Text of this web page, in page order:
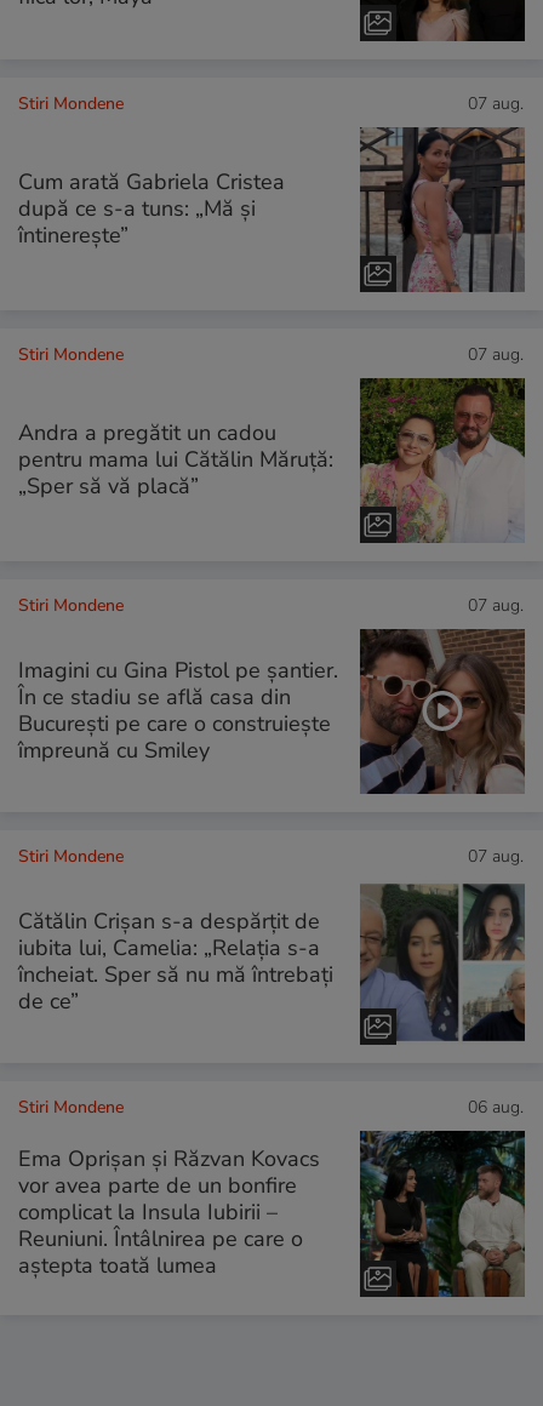
Stiri Mondene 07 aug.
Cum arată Gabriela Cristea
după ce s-a tuns: „Mă și
întinerește”
Stiri Mondene 07 aug.
Andra a pregătit un cadou
pentru mama lui Cătălin Măruță:
„Sper să vă placă”
Stiri Mondene 07 aug.
Imagini cu Gina Pistol pe șantier.
În ce stadiu se află casa din
București pe care o construiește
împreună cu Smiley
Stiri Mondene 07 aug.
Cătălin Crișan s-a despărțit de
iubita lui, Camelia: „Relația s-a
încheiat. Sper să nu mă întrebați
de ce”
Stiri Mondene 06 aug.
Ema Oprișan și Răzvan Kovacs
vor avea parte de un bonfire
complicat la Insula Iubirii –
Reuniuni. Întâlnirea pe care o
aștepta toată lumea